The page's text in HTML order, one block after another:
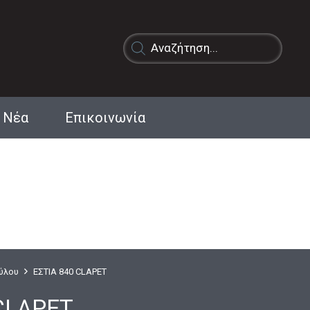
Products
search
Νέα Επικοινωνία
ΕΣΤΙΑ 840 CLAPET